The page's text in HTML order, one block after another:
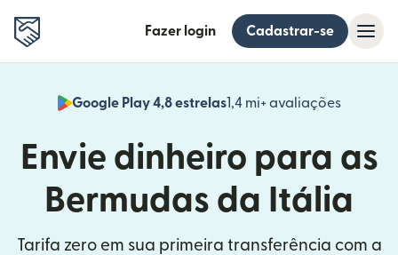
Fazer login Cadastrar-se
Google Play 4,8 estrelas1,4 mi+ avaliações
(abre
Envie dinheiro para as
Bermudas da Itália
Tarifa zero em sua primeira transferência com a